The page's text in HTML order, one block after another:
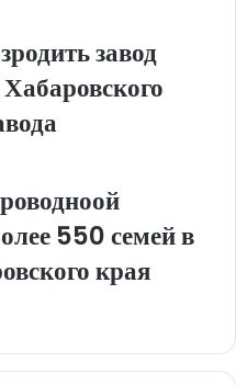
завод
550 семей в
края